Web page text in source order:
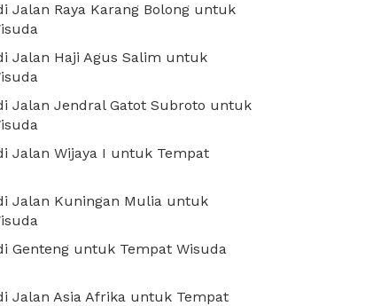
Jalan Raya Karang Bolong untuk
Jalan Haji Agus Salim untuk
Jalan Jendral Gatot Subroto untuk
Jalan Wijaya I untuk Tempat
Jalan Kuningan Mulia untuk
Genteng untuk Tempat Wisuda
Jalan Asia Afrika untuk Tempat